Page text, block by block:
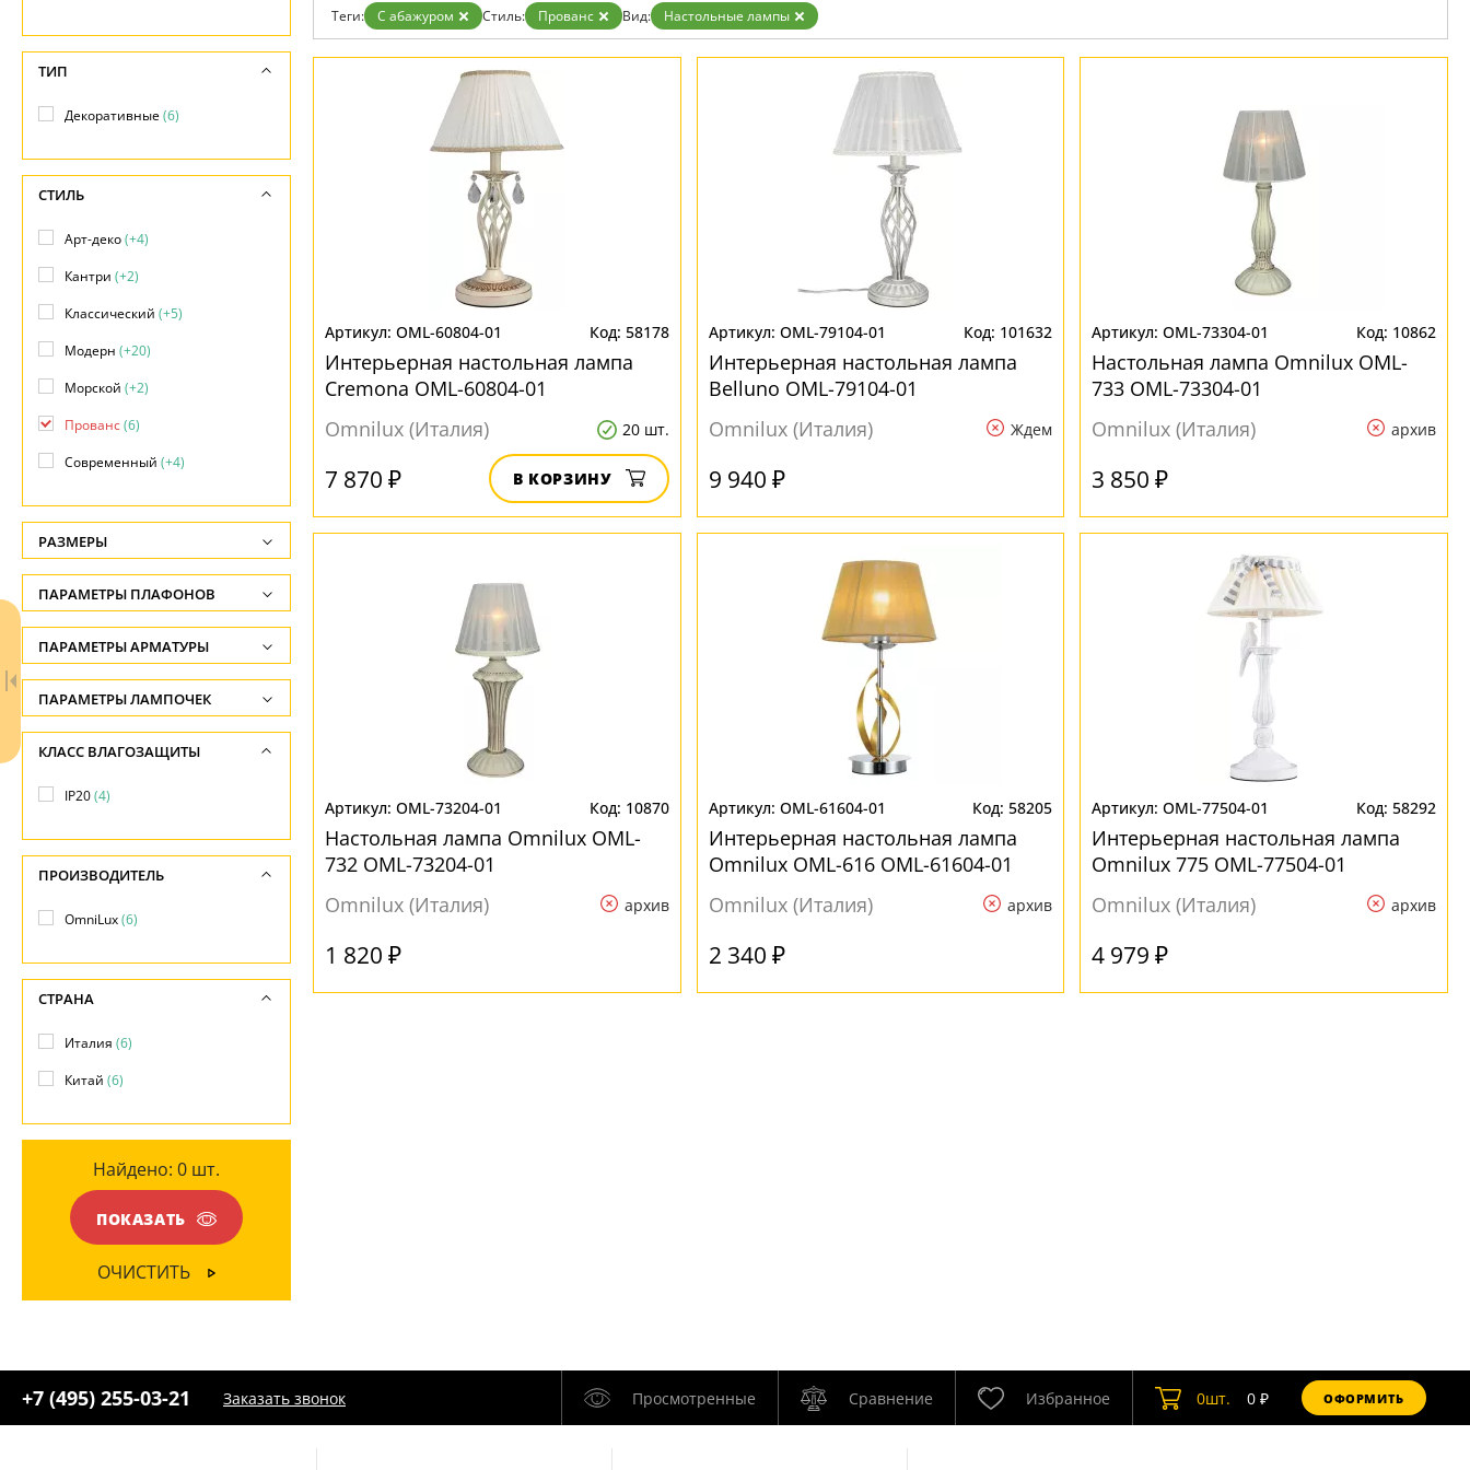
Бренды
Контакты
Ваш регион:
- бесплатно по России
+7 (495) 255-03-21 - бесплатная доставка
Золото
Прозрачные
Хром
Теги: С абажуром Стиль: Прованс Вид: Настольные лампы
OML-60804-01 58178
Интерьерная настольная лампа
Cremona OML-60804-01
Omnilux (Италия)
20 шт.
7 870 ₽ В КОРЗИНУ
OML-79104-01 101632
Интерьерная настольная лампа
Belluno OML-79104-01
Omnilux (Италия)
Ждем
9 940 ₽
OML-73304-01 10862
Настольная лампа Omnilux OML-
733 OML-73304-01
Omnilux (Италия)
архив
3 850 ₽
OML-73204-01 10870
Настольная лампа Omnilux OML-
732 OML-73204-01
Omnilux (Италия)
архив
1 820 ₽
OML-61604-01 58205
Интерьерная настольная лампа
Omnilux OML-616 OML-61604-01
Omnilux (Италия)
архив
2 340 ₽
OML-77504-01 58292
Интерьерная настольная лампа
Omnilux 775 OML-77504-01
Omnilux (Италия)
архив
4 979 ₽
ТИП
Декоративные(6)
СТИЛЬ
Арт-деко(+4)
Кантри (+2)
Классический (+5)
Модерн (+20)
Морской (+2)
Прованс(6)
Современный (+4)
РАЗМЕРЫ
Высота, см
-
Диаметр, см
-
ПАРАМЕТРЫ ПЛАФОНОВ
ФОРМА ПЛАФОНА
Конус(4)
Конусный(2)
ПОВЕРХНОСТЬ
НАПРАВЛЕНИЕ
Вверх(6)
Текстиль
ЦВЕТ ПЛАФОНОВ
Белый(5)
Желтый(1)
ПАРАМЕТРЫ АРМАТУРЫ
ЦВЕТ АРМАТУРЫ
Белый(5)
МАТЕРИАЛ
Металл(6)
ПОВЕРХНОСТЬ
ПАРАМЕТРЫ ЛАМПОЧЕК
Количество ламп
-
Общая мощность ламп
-
Напряжение
КЛАСС ВЛАГОЗАЩИТЫ
IP20(4)
ПРОИЗВОДИТЕЛЬ
OmniLux(6)
СТРАНА
Италия (6)
Китай (6)
Найдено: 0 шт.
ПОКАЗАТЬ
ОЧИСТИТЬ
+7 (495) 255-03-21 Заказать звонок Просмотренные Сравнение Избранное 0шт. 0₽ ОФОРМИТЬ